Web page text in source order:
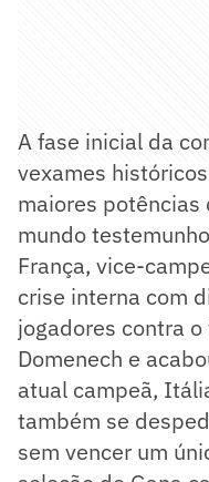
A fase inicial da
vexames
maiores potências
mundo
França, vice-
crise interna com
jogadores contra
Domenech e
atual campeã,
também se
sem vencer um